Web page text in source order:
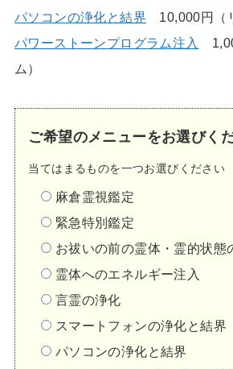
パソコンの浄化と結界 10,000円（
パワーストーンプログラム注入
ム）
ご希望のメニューをお選びく
当てはまるものを一つお選びください
麻倉霊視鑑定
緊急特別鑑定
お祓いの前の霊体・霊的状態
霊体へのエネルギー注入
言霊の浄化
スマートフォンの浄化と結界
パソコンの浄化と結界